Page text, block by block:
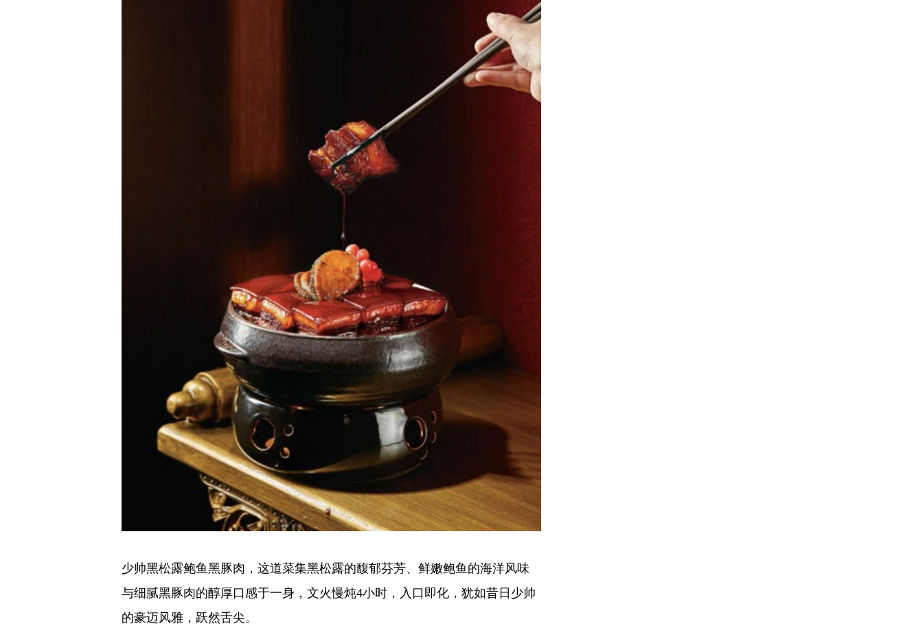
少帅黑松露鲍鱼黑豚肉，这道菜集黑松露的馥郁芬芳、鲜嫩鲍鱼的海洋风味
与细腻黑豚肉的醇厚口感于一身，文火慢炖4小时，入口即化，犹如昔日少帅
的豪迈风雅，跃然舌尖。